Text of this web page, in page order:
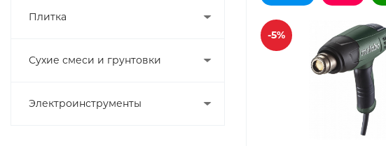
Плитка
Сухие смеси и грунтовки
Электроинструменты
-5%